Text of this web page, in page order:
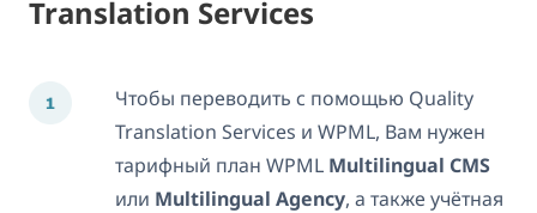
Translation Services
Чтобы переводить с помощью Quality
Translation Services и WPML, Вам нужен
тарифный план WPML Multilingual CMS
или Multilingual Agency, а также учётная